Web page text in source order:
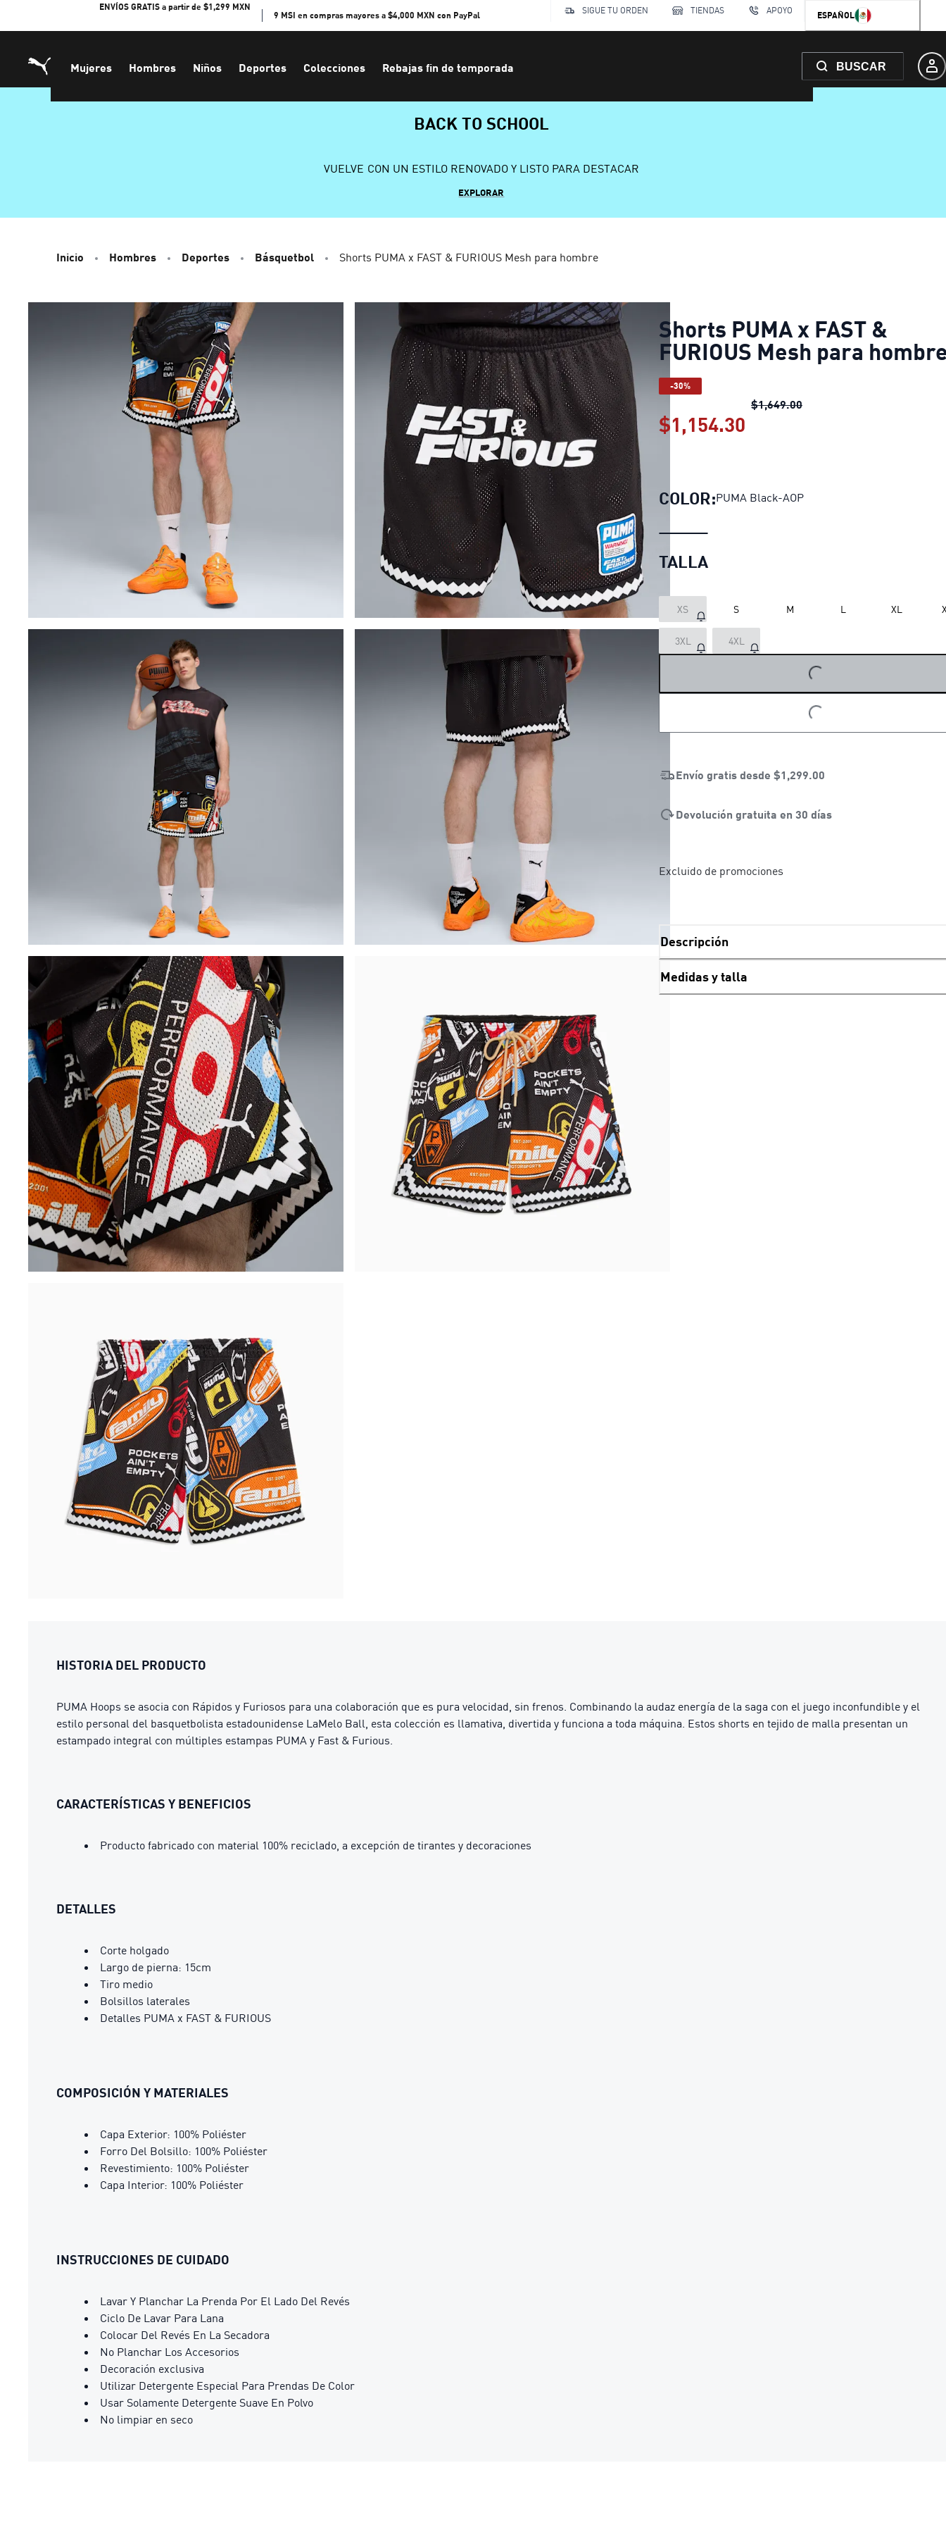
ENVÍOS GRATIS a partir de $1,299 MXN
9 MSI en compras mayores a $4,000 MXN con PayPal
SIGUE TU ORDEN TIENDAS APOYO ESPAÑOL
Mujeres Hombres Niños Deportes Colecciones Rebajas fin de temporada BUSCAR
BACK TO SCHOOL
VUELVE CON UN ESTILO RENOVADO Y LISTO PARA DESTACAR
EXPLORAR
Inicio Hombres Deportes Básquetbol Shorts PUMA x FAST & FURIOUS Mesh para hombre
Shorts PUMA x FAST &
FURIOUS Mesh para
-30%
$1,649.00Shorts PUMA x FAST &
$1,154.30
COLOR:PUMA Black-AOP
TALLA
XS S M L XL
3XL 4XL
LOADING...
LOADING...
Envío gratis desde $1,299.00
Devolución gratuita en 30 días
Excluido de promociones
Descripción
Medidas y talla
HISTORIA DEL PRODUCTO
PUMA Hoops se asocia con Rápidos y Furiosos para una colaboración que es pura velocidad, sin frenos. Combinando la audaz energía de la saga con el juego inconfundible y el
estilo personal del basquetbolista estadounidense LaMelo Ball, esta colección es llamativa, divertida y funciona a toda máquina. Estos shorts en tejido de malla presentan un
estampado integral con múltiples estampas PUMA y Fast & Furious.
CARACTERÍSTICAS Y BENEFICIOS
Producto fabricado con material 100% reciclado, a excepción de tirantes y decoraciones
DETALLES
Corte holgado
Largo de pierna: 15cm
Tiro medio
Bolsillos laterales
Detalles PUMA x FAST & FURIOUS
COMPOSICIÓN Y MATERIALES
Capa Exterior: 100% Poliéster
Forro Del Bolsillo: 100% Poliéster
Revestimiento: 100% Poliéster
Capa Interior: 100% Poliéster
INSTRUCCIONES DE CUIDADO
Lavar Y Planchar La Prenda Por El Lado Del Revés
Ciclo De Lavar Para Lana
Colocar Del Revés En La Secadora
No Planchar Los Accesorios
Decoración exclusiva
Utilizar Detergente Especial Para Prendas De Color
Usar Solamente Detergente Suave En Polvo
No limpiar en seco